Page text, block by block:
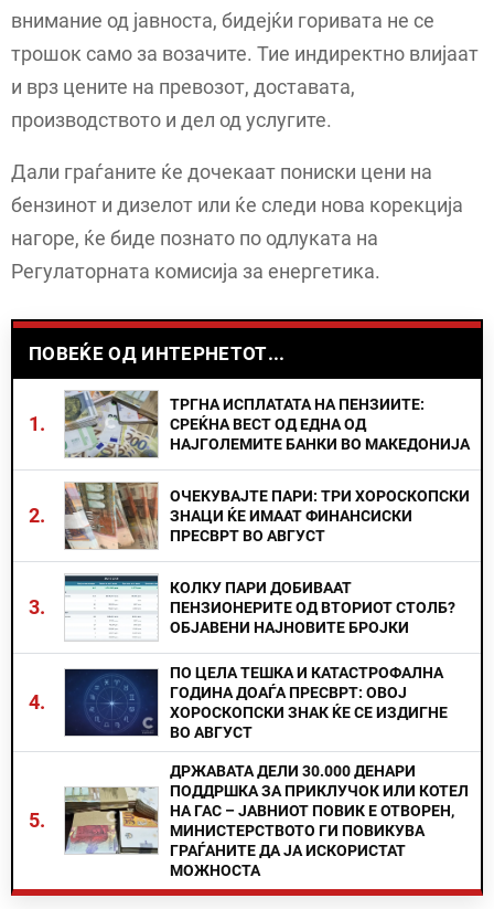
внимание од јавноста, бидејќи горивата не се
трошок само за возачите. Тие индиректно влијаат
и врз цените на превозот, доставата,
производството и дел од услугите.
Дали граѓаните ќе дочекаат пониски цени на
бензинот и дизелот или ќе следи нова корекција
нагоре, ќе биде познато по одлуката на
Регулаторната комисија за енергетика.
ПОВЕЌЕ ОД ИНТЕРНЕТОТ...
1.
ТРГНА ИСПЛАТАТА НА ПЕНЗИИТЕ:
СРЕЌНА ВЕСТ ОД ЕДНА ОД
НАЈГОЛЕМИТЕ БАНКИ ВО МАКЕДОНИЈА
2.
ОЧЕКУВАЈТЕ ПАРИ: ТРИ ХОРОСКОПСКИ
ЗНАЦИ ЌЕ ИМААТ ФИНАНСИСКИ
ПРЕСВРТ ВО АВГУСТ
3.
КОЛКУ ПАРИ ДОБИВААТ
ПЕНЗИОНЕРИТЕ ОД ВТОРИОТ СТОЛБ?
ОБЈАВЕНИ НАЈНОВИТЕ БРОЈКИ
4.
ПО ЦЕЛА ТЕШКА И КАТАСТРОФАЛНА
ГОДИНА ДОАЃА ПРЕСВРТ: ОВОЈ
ХОРОСКОПСКИ ЗНАК ЌЕ СЕ ИЗДИГНЕ
ВО АВГУСТ
5.
ДРЖАВАТА ДЕЛИ 30.000 ДЕНАРИ
ПОДДРШКА ЗА ПРИКЛУЧОК ИЛИ КОТЕЛ
НА ГАС – ЈАВНИОТ ПОВИК Е ОТВОРЕН,
МИНИСТЕРСТВОТО ГИ ПОВИКУВА
ГРАЃАНИТЕ ДА ЈА ИСКОРИСТАТ
МОЖНОСТА